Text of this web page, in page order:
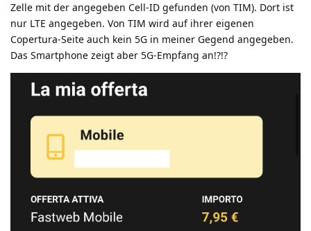
Zelle mit der angegeben Cell-ID gefunden (von TIM). Dort ist
nur LTE angegeben. Von TIM wird auf ihrer eigenen
Copertura-Seite auch kein 5G in meiner Gegend angegeben.
Das Smartphone zeigt aber 5G-Empfang an!?!?